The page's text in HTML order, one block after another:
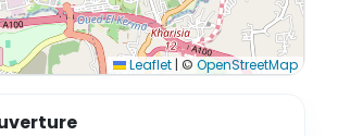
Leaflet | © OpenStreetMap